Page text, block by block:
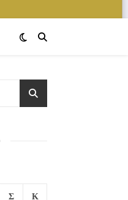
Σ Κ